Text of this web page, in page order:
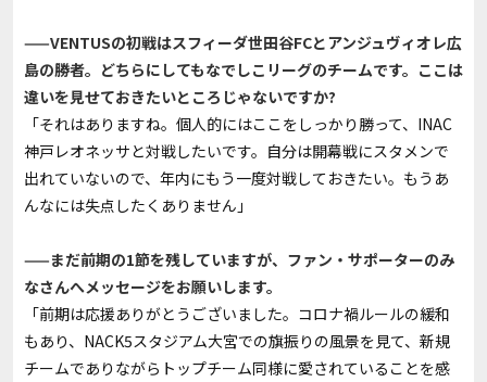
——VENTUSの初戦はスフィーダ世田谷FCとアンジュヴィオレ広
島の勝者。どちらにしてもなでしこリーグのチームです。ここは
違いを見せておきたいところじゃないですか?
「それはありますね。個人的にはここをしっかり勝って、INAC
神戸レオネッサと対戦したいです。自分は開幕戦にスタメンで
出れていないので、年内にもう一度対戦しておきたい。もうあ
んなには失点したくありません」
——まだ前期の1節を残していますが、ファン・サポーターのみ
なさんへメッセージをお願いします。
「前期は応援ありがとうございました。コロナ禍ルールの緩和
もあり、NACK5スタジアム大宮での旗振りの風景を見て、新規
チームでありながらトップチーム同様に愛されていることを感